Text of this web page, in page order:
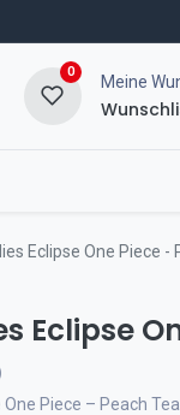
0
Meine
Eclipse One Piece -
Eclipse
One Piece – Peach